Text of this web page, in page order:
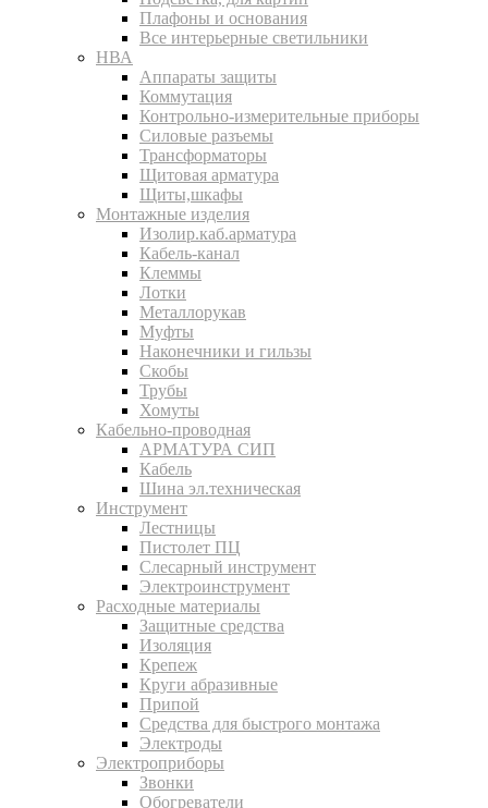
Плафоны и основания
Все интерьерные светильники
НВА
Аппараты защиты
Коммутация
Контрольно-измерительные приборы
Силовые разъемы
Трансформаторы
Щитовая арматура
Щиты,шкафы
Монтажные изделия
Изолир.каб.арматура
Кабель-канал
Клеммы
Лотки
Металлорукав
Муфты
Наконечники и гильзы
Скобы
Трубы
Хомуты
Кабельно-проводная
АРМАТУРА СИП
Кабель
Шина эл.техническая
Инструмент
Лестницы
Пистолет ПЦ
Слесарный инструмент
Электроинструмент
Расходные материалы
Защитные средства
Изоляция
Крепеж
Круги абразивные
Припой
Средства для быстрого монтажа
Электроды
Электроприборы
Звонки
Обогреватели